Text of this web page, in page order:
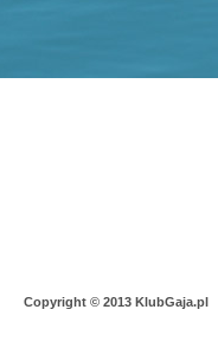
Copyright © 2013 KlubGaja.pl